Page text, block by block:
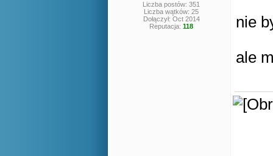
Liczba postów: 351
Liczba wątków: 25
Dołączył: Oct 2014
Reputacja: 118 nie
ale